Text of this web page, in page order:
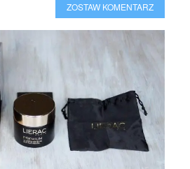
ZOSTAW KOMENTARZ